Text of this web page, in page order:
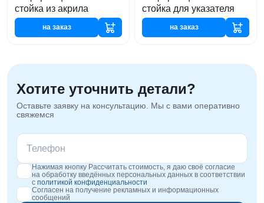
стойка из акрила
на заказ
стойка для указателя
на заказ
Хотите уточнить детали?
Оставьте заявку на консультацию. Мы с вами оперативно
свяжемся
Нажимая кнопку Рассчитать стоимость, я даю своё согласие
на обработку введённых персональных данных в соответствии
с политикой конфиденциальности
Согласен на получение рекламных и информационных
сообщений